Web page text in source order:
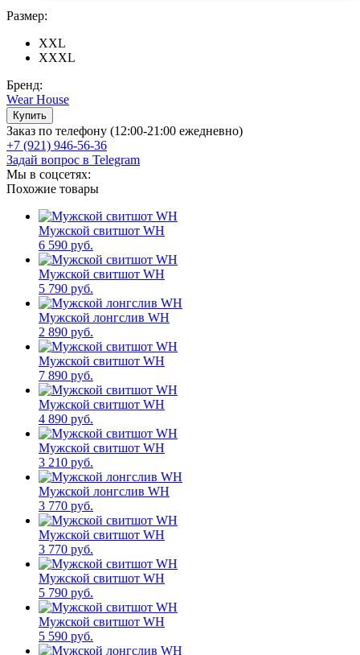
Размер:
XXL
XXXL
Бренд:
Wear House
Заказ по телефону (12:00-21:00 ежедневно)
+7 (921) 946-56-36
Задай вопрос в Telegram
Мы в соцсетях:
Похожие товары
Мужской свитшот WH
6 590 руб.
Мужской свитшот WH
5 790 руб.
Мужской лонгслив WH
2 890 руб.
Мужской свитшот WH
7 890 руб.
Мужской свитшот WH
4 890 руб.
Мужской свитшот WH
3 210 руб.
Мужской лонгслив WH
3 770 руб.
Мужской свитшот WH
3 770 руб.
Мужской свитшот WH
5 790 руб.
Мужской свитшот WH
5 590 руб.